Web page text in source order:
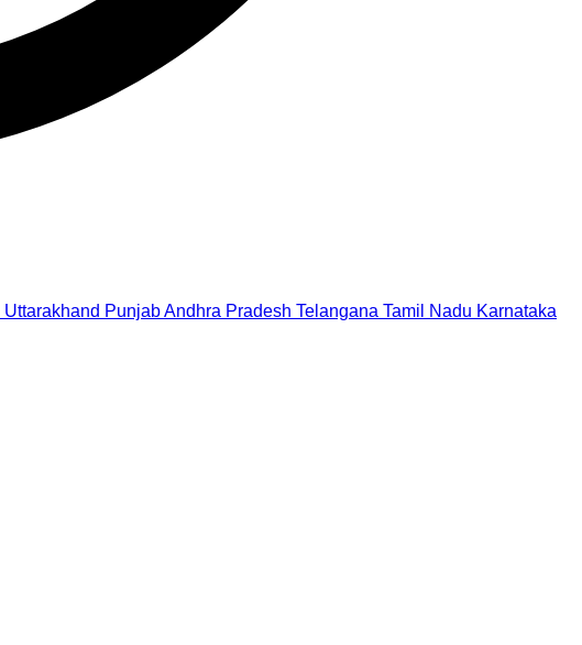
Uttarakhand PunjabAndhra Pradesh Telangana Tamil Nadu Karnataka